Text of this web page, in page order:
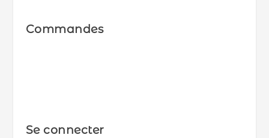
Commandes
Se connecter